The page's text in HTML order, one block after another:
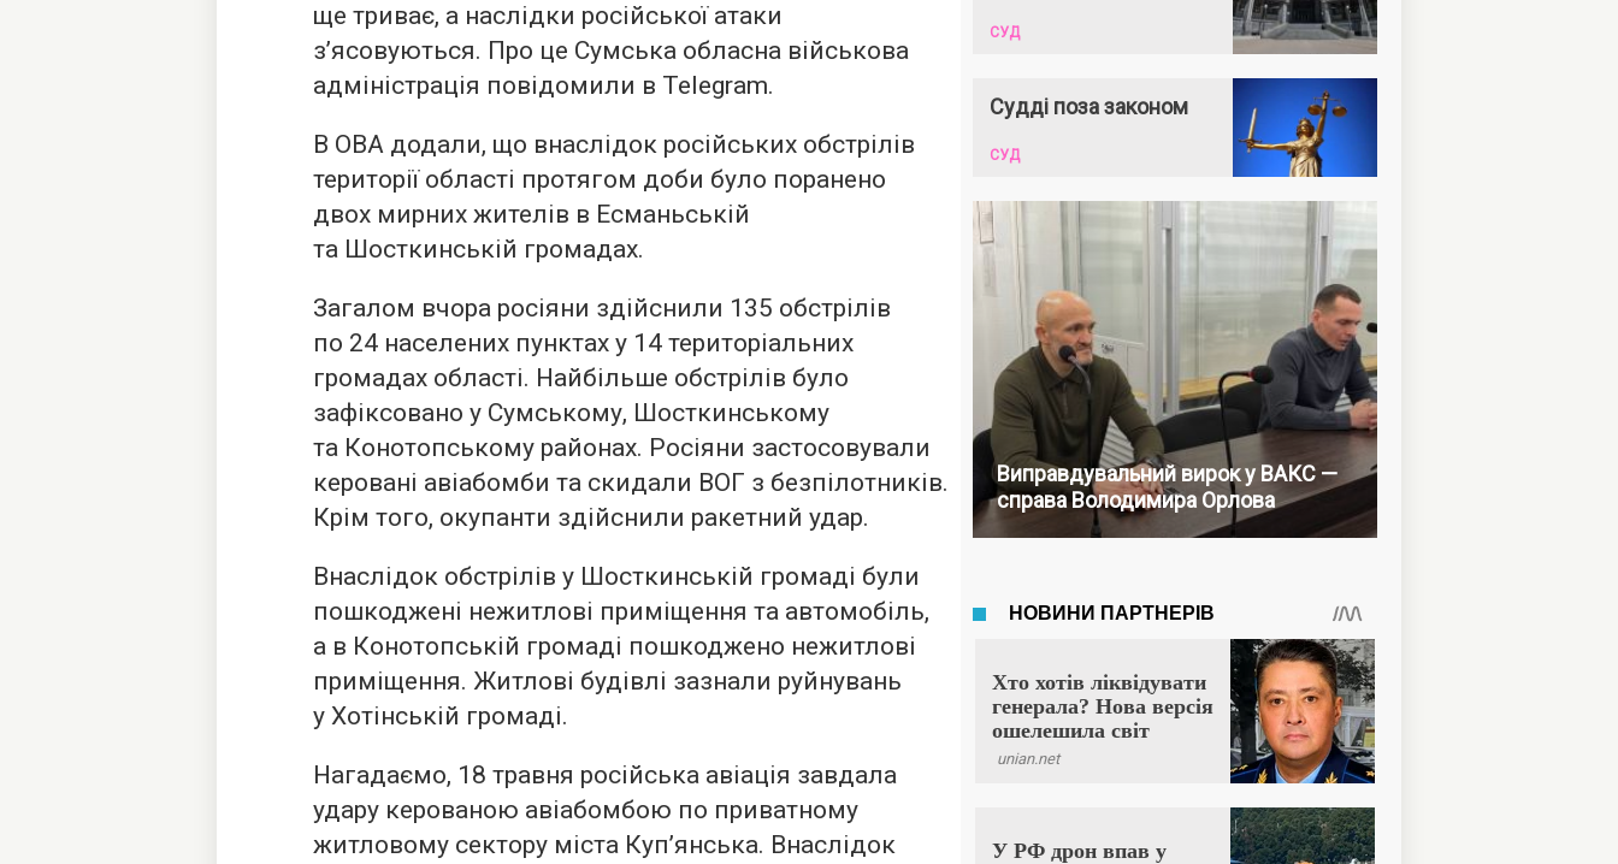
ще триває, а наслідки російської атаки
з’ясовуються. Про це Сумська обласна військова
адміністрація повідомили в Telegram.
В ОВА додали, що внаслідок російських обстрілів
території області протягом доби було поранено
двох мирних жителів в Есманьській
та Шосткинській громадах.
Загалом вчора росіяни здійснили 135 обстрілів
по 24 населених пунктах у 14 територіальних
громадах області. Найбільше обстрілів було
зафіксовано у Сумському, Шосткинському
та Конотопському районах. Росіяни застосовували
керовані авіабомби та скидали ВОГ з безпілотників.
Крім того, окупанти здійснили ракетний удар.
Внаслідок обстрілів у Шосткинській громаді були
пошкоджені нежитлові приміщення та автомобіль,
а в Конотопській громаді пошкоджено нежитлові
приміщення. Житлові будівлі зазнали руйнувань
у Хотінській громаді.
Нагадаємо, 18 травня російська авіація завдала
удару керованою авіабомбою по приватному
житловому сектору міста Куп’янська. Внаслідок
СУД
Судді поза законом
СУД
Виправдувальний вирок у ВАКС —
справа Володимира Орлова